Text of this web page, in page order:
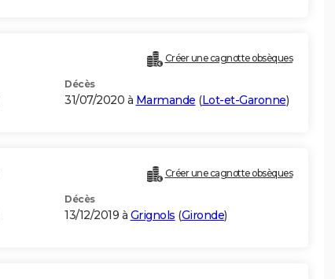
Créer une cagnotte obsèques
Décès
31/07/2020 à Marmande (Lot-et-Garonne)
Créer une cagnotte obsèques
Décès
13/12/2019 à Grignols (Gironde)